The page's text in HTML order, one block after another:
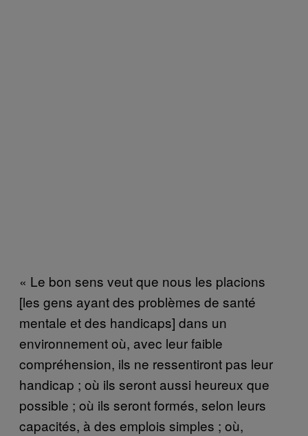
« Le bon sens veut que nous les placions
[les gens ayant des problèmes de santé
mentale et des handicaps] dans un
environnement où, avec leur faible
compréhension, ils ne ressentiront pas leur
handicap ; où ils seront aussi heureux que
possible ; où ils seront formés, selon leurs
capacités, à des emplois simples ; où,